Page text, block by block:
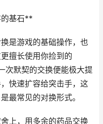
基石**
是游戏的基础操作，也
擅长使用你捡到的
次默契的交换便能极大提
快速扩容给突击手，这
最常见的对换形式。
上，用多余的药品交换